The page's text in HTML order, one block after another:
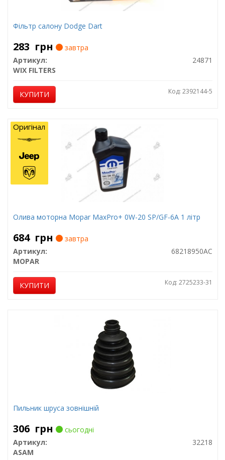
Фільтр салону Dodge Dart
283 грн
завтра
Артикул:
24871
WIX FILTERS
КУПИТИ Код: 2392144-5
Олива моторна Mopar MaxPro+ 0W-20 SP/GF-6A 1 літр
684 грн
завтра
Артикул:
68218950AC
MOPAR
КУПИТИ Код: 2725233-31
Оригінал
Пильник шруса зовнішній
306 грн
сьогодні
Артикул:
32218
ASAM